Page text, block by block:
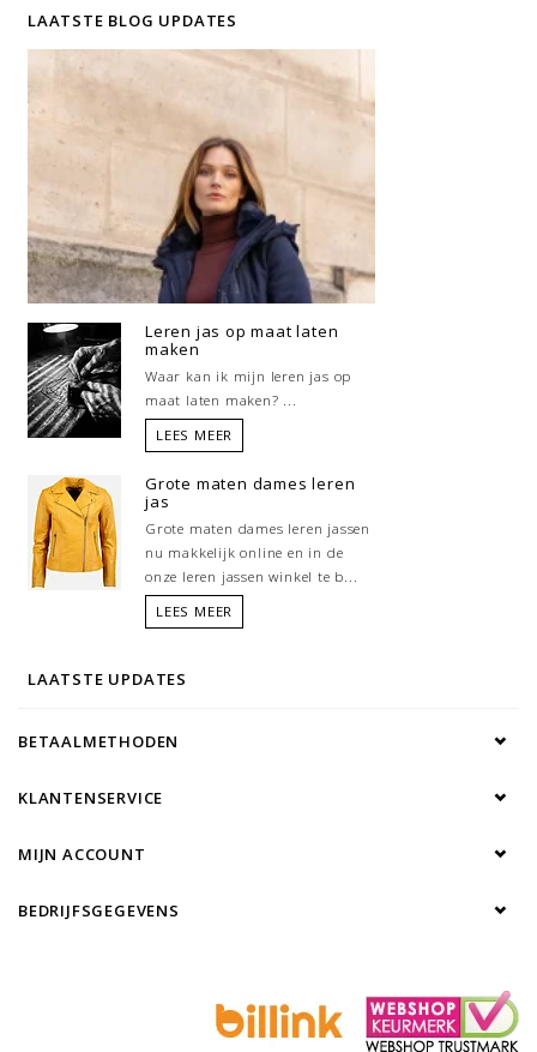
LAATSTE BLOG UPDATES
Leren jas op maat laten
maken
Waar kan ik mijn leren jas op
maat laten maken? ...
LEES MEER
Grote maten dames leren
jas
Grote maten dames leren jassen
nu makkelijk online en in de
onze leren jassen winkel te b...
LEES MEER
LAATSTE UPDATES
BETAALMETHODEN
KLANTENSERVICE
MIJN ACCOUNT
BEDRIJFSGEGEVENS